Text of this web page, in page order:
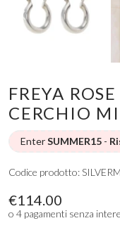
FREYA
CERCHIO
EnterSUMMER15 -
€114.00
o 4 pagamenti senza
Codice prodotto: